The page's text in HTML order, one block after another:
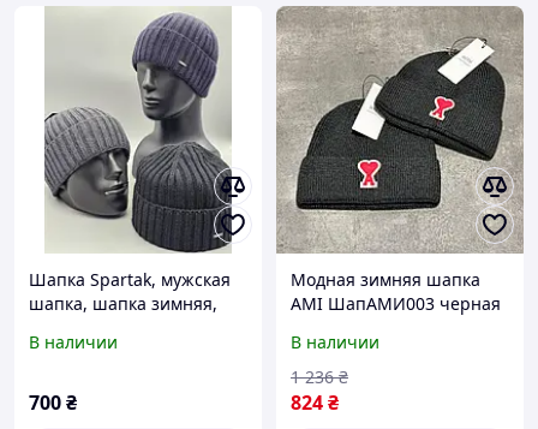
Шапка Spartak, мужская
шапка, шапка зимняя,
флисе, шапка зима
В наличии
700₴
Модная зимняя шапка
AMI ШапАМИ003 черная
городских прогулок
Название: Новый
брендовый зимний
мужской
В наличии
824₴
1 236 ₴